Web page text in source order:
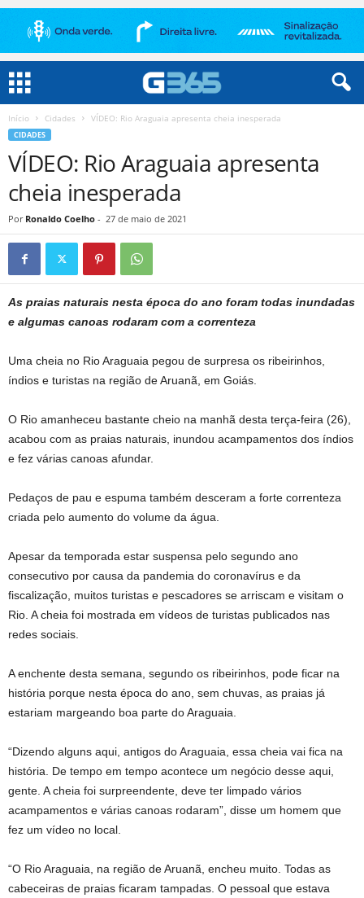
Início Cidades VÍDEO: Rio Araguaia apresenta cheia inesperada
CIDADES
VÍDEO: Rio Araguaia apresenta
cheia inesperada
Por Ronaldo Coelho - 27 de maio de 2021
As praias naturais nesta época do ano foram todas inundadas
e algumas canoas rodaram com a correnteza
Uma cheia no Rio Araguaia pegou de surpresa os ribeirinhos,
índios e turistas na região de Aruanã, em Goiás.
O Rio amanheceu bastante cheio na manhã desta terça-feira (26),
acabou com as praias naturais, inundou acampamentos dos índios
e fez várias canoas afundar.
Pedaços de pau e espuma também desceram a forte correnteza
criada pelo aumento do volume da água.
Apesar da temporada estar suspensa pelo segundo ano
consecutivo por causa da pandemia do coronavírus e da
fiscalização, muitos turistas e pescadores se arriscam e visitam o
Rio. A cheia foi mostrada em vídeos de turistas publicados nas
redes sociais.
A enchente desta semana, segundo os ribeirinhos, pode ficar na
história porque nesta época do ano, sem chuvas, as praias já
estariam margeando boa parte do Araguaia.
“Dizendo alguns aqui, antigos do Araguaia, essa cheia vai fica na
história. De tempo em tempo acontece um negócio desse aqui,
gente. A cheia foi surpreendente, deve ter limpado vários
acampamentos e várias canoas rodaram”, disse um homem que
fez um vídeo no local.
“O Rio Araguaia, na região de Aruanã, encheu muito. Todas as
cabeceiras de praias ficaram tampadas. O pessoal que estava